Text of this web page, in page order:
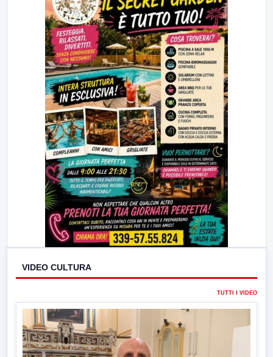
VIDEO CULTURA
TUTTI I VIDEO